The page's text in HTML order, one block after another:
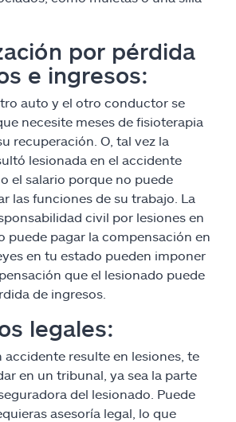
por pérdida
e ingresos:
auto y el otro conductor se
necesite meses de fisioterapia
recuperación. O, tal vez la
lesionada en el accidente
el salario porque no puede
las funciones de su trabajo. La
civil por lesiones en
puede pagar la compensación en
en tu estado pueden imponer
que el lesionado puede
de ingresos.
legales:
accidente resulte en lesiones, te
en un tribunal, ya sea la parte
del lesionado. Puede
asesoría legal, lo que